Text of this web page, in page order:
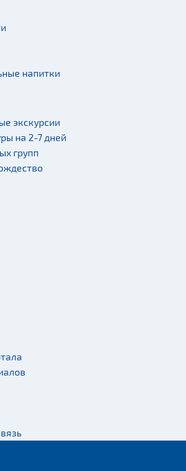
напитки
экскурсии
на 2-7 дней
групп